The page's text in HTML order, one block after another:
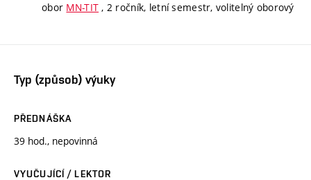
obor MN-TIT , 2 ročník, letní semestr, volitelný oborový
Typ (způsob) výuky
PŘEDNÁŠKA
39 hod., nepovinná
VYUČUJÍCÍ / LEKTOR